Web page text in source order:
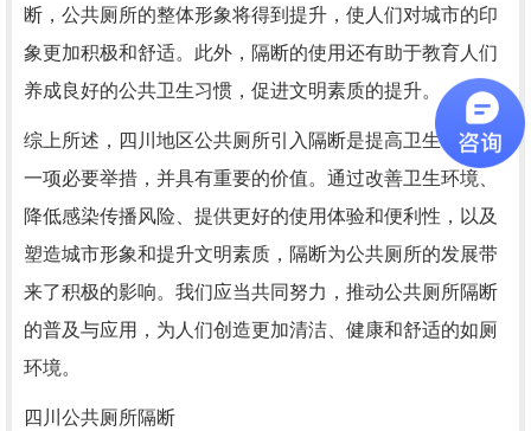
断，公共厕所的整体形象将得到提升，使人们对城市的印
象更加积极和舒适。此外，隔断的使用还有助于教育人们
养成良好的公共卫生习惯，促进文明素质的提升。
综上所述，四川地区公共厕所引入隔断是提高卫生标准的
一项必要举措，并具有重要的价值。通过改善卫生环境、
降低感染传播风险、提供更好的使用体验和便利性，以及
塑造城市形象和提升文明素质，隔断为公共厕所的发展带
来了积极的影响。我们应当共同努力，推动公共厕所隔断
的普及与应用，为人们创造更加清洁、健康和舒适的如厕
环境。
四川公共厕所隔断